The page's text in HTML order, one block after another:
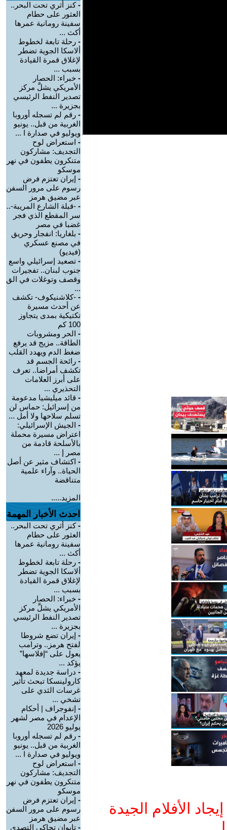
الأفلام الجيدة
-كنز أثري تحت البحر..
العثور على حطام
سفينة رومانية عمرها
أكث ...
- رحلة تابعة لخطوط
ألاسكا الجوية تضطر
لإغلاق قمرة القيادة
بسبب ...
- خبراء: الحصار
الأمريكي يشلَّ مركز
تصدير النفط الرئيسي
بجزيرة ...
- رقم لم تسجله أوروبا
الغربية من قبل.. يونيو
ويوليو في صدارة ا ...
- استعراض لوح
التجديف: مشاركون
متنكرون يطفون في نهر
موسكو
- إيران تعتزم فرض
رسوم على مرور السفن
عبر مضيق هرمز
- -قبلة الشارع المريبة-..
سر المقطع الذي فجر
غضبا في مصر
- بلغاريا: انفجار وحريق
في مصنع عسكري
(فيديو)
- تصعيد إسرائيلي واسع
جنوب لبنان.. تفجيرات
وقصف وتوغلات في الق
...
- -كلاشنيكوف- تكشف
عن أحدث مسيرة
تكتيكية بمدى يتجاوز
100 كم
- الحر ومشروبات
الطاقة.. مزيج قد يرفع
ضغط الدم ويهدد القلب
- رائحة الجسم قد
تكشف أمراضا.. تعرف
على أبرز العلامات
التحذيري ...
- قائد ميليشيا مدعومة
من إسرائيل: حماس لن
تسلم سلاحها ولا أمل ...
- الجيش الإسرائيلي:
اعتراض مسيرة محملة
بالأسلحة قادمة من
مصر إ ...
- اكتشاف مثير عن أصل
الحياة.. وآراء علمية
متناقضة
المزيد.....
احدث الأخبار المهمة
-كنز أثري تحت البحر..
العثور على حطام
سفينة رومانية عمرها
أكث ...
- رحلة تابعة لخطوط
ألاسكا الجوية تضطر
لإغلاق قمرة القيادة
بسبب ...
- خبراء: الحصار
الأمريكي يشلَّ مركز
تصدير النفط الرئيسي
بجزيرة ...
- إيران تضع شروطا
لفتح هرمز.. وترامب
يعول على “إفلاسها”
يؤكد ...
- دراسة جديدة لمعهد
كارولينسكا تبحث تأثير
غرسات الثدي على
تشخي ...
- إنفوجراف | أحكام
الإعدام في مصر لشهر
يوليو 2026
- رقم لم تسجله أوروبا
الغربية من قبل.. يونيو
ويوليو في صدارة ا ...
- استعراض لوح
التجديف: مشاركون
متنكرون يطفون في نهر
موسكو
- إيران تعتزم فرض
رسوم على مرور السفن
عبر مضيق هرمز
- تايوان تحاكي التصدي